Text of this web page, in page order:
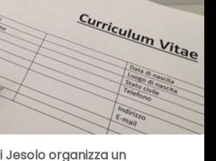
Jesolo organizza un